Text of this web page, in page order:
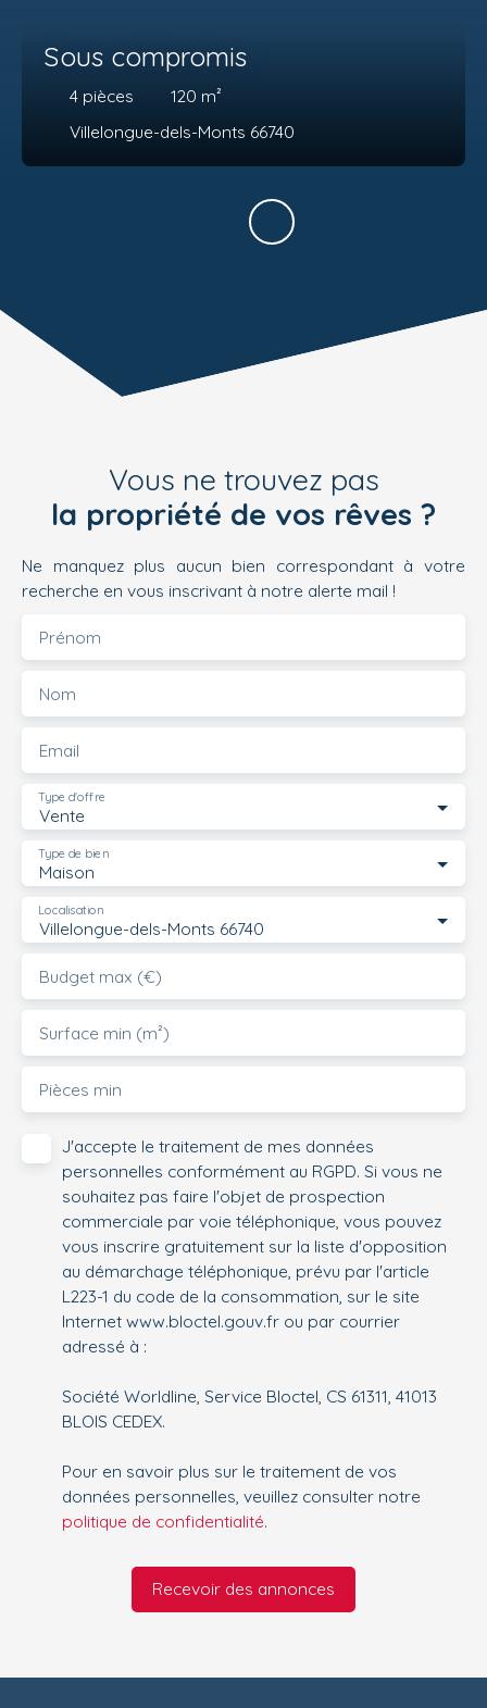
Sous compromis
4 pièces 120 m²
Villelongue-dels-Monts 66740
Vous ne trouvez pas
la propriété de vos rêves ?
Ne manquez plus aucun bien correspondant à votre
recherche en vous inscrivant à notre alerte mail !
Prénom
Nom
Email
Vente
Type d'offre
Maison
Type de bien
Villelongue-dels-Monts 66740
Localisation
Budget max (€)
Surface min (m²)
Pièces min
J'accepte le traitement de mes données
personnelles conformément au RGPD. Si vous ne
souhaitez pas faire l'objet de prospection
commerciale par voie téléphonique, vous pouvez
vous inscrire gratuitement sur la liste d'opposition
au démarchage téléphonique, prévu par l'article
L223-1 du code de la consommation, sur le site
Internet www.bloctel.gouv.fr ou par courrier
adressé à :
Société Worldline, Service Bloctel, CS 61311, 41013
BLOIS CEDEX.
Pour en savoir plus sur le traitement de vos
données personnelles, veuillez consulter notre
politique de confidentialité.
Recevoir des annonces